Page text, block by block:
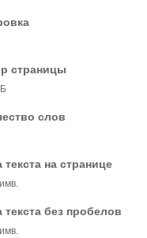
страницы
слов
текста на странице
текста без пробелов